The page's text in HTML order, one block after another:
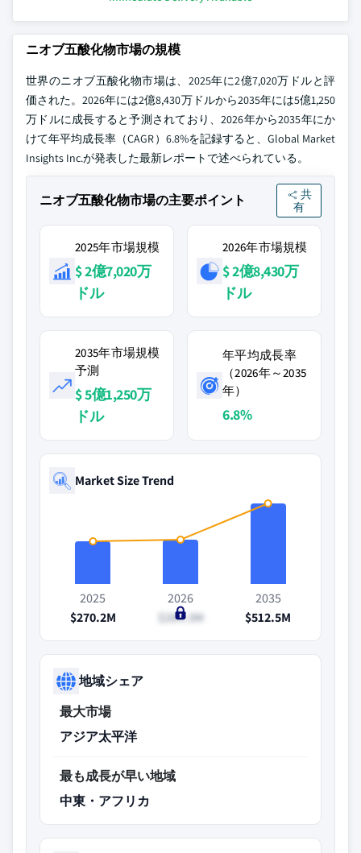
ニオブ五酸化物市場の規模
世界のニオブ五酸化物市場は、2025年に2億7,020万ドルと評
価された。2026年には2億8,430万ドルから2035年には5億1,250
万ドルに成長すると予測されており、2026年から2035年にか
けて年平均成長率（CAGR）6.8%を記録すると、Global Market
Insights Inc.が発表した最新レポートで述べられている。
ニオブ五酸化物市場の主要ポイント
共
有
2025年市場規模
$ 2億7,020万
ドル
2026年市場規模
$ 2億8,430万
ドル
2035年市場規模
予測
$ 5億1,250万
ドル
年平均成長率
（2026年～2035
年）
6.8%
Market Size Trend
2025
$270.2M
2026
$284.3M
2035
$512.5M
地域シェア
最大市場
アジア太平洋
最も成長が早い地域
中東・アフリカ